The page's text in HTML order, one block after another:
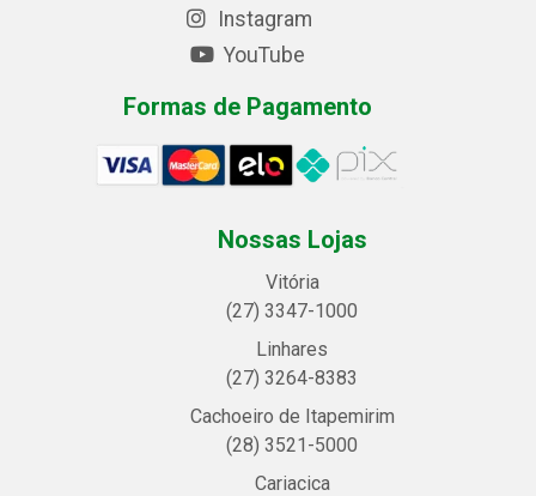
Instagram
YouTube
Formas de Pagamento
Nossas Lojas
Vitória
(27) 3347-1000
Linhares
(27) 3264-8383
Cachoeiro de Itapemirim
(28) 3521-5000
Cariacica